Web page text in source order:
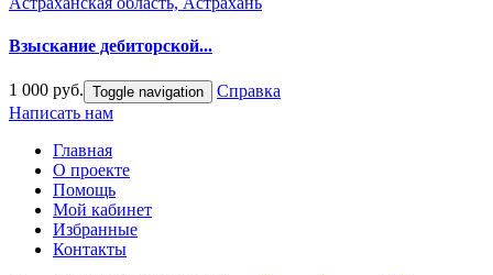
Взыскание дебиторской...
1 000 руб. Toggle navigation
Справка
Написать нам
Главная
О проекте
Помощь
Мой кабинет
Избранные
Контакты